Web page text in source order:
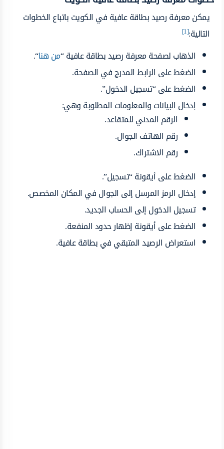
يمكن معرفة رصيد بطاقة عافية في الكويت باتباع الخطوات
التالية:[1]
الذهاب لصفحة معرفة رصيد بطاقة عافية “من هنا“.
الضغط على الرابط المدرج في الصفحة.
الضغط على “تسجيل الدخول”.
إدخال البيانات والمعلومات المطلوبة وهي:
الرقم المدني للمتقاعد.
رقم الهاتف الجوال.
رقم الاشتراك.
الضغط على أيقونة “تسجيل”.
إدخال الرمز المرسل إلى الجوال في المكان المخصص.
تسجيل الدخول إلى الحساب الجديد.
الضغط على أيقونة إظهار حدود المنفعة.
استعراض الرصيد المتبقي في بطاقة عافية.